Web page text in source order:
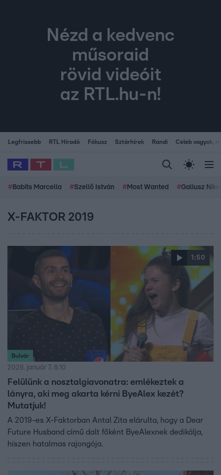
Nézd a kedvenc
műsoraid
rövid videóit
az RTL.hu-n!
Legfrissebb RTL Híradó Fókusz Sztárhírek Randi Celeb vagyok,
# Babits Marcella #Szellő István # Most Wanted #Gallusz
X-FAKTOR 2019
1:50
Bulvár
2026. január 7. 8:10
Felülünk a nosztalgiavonatra: emlékeztek a
lányra, aki meg akarta kérni ByeAlex kezét?
Mutatjuk!
A 2019-es X-Faktorban Antal Zita elárulta, hogy a Dear
Future Husband című dalt főként ByeAlexnek dedikálja,
hiszen hatalmas rajongója.